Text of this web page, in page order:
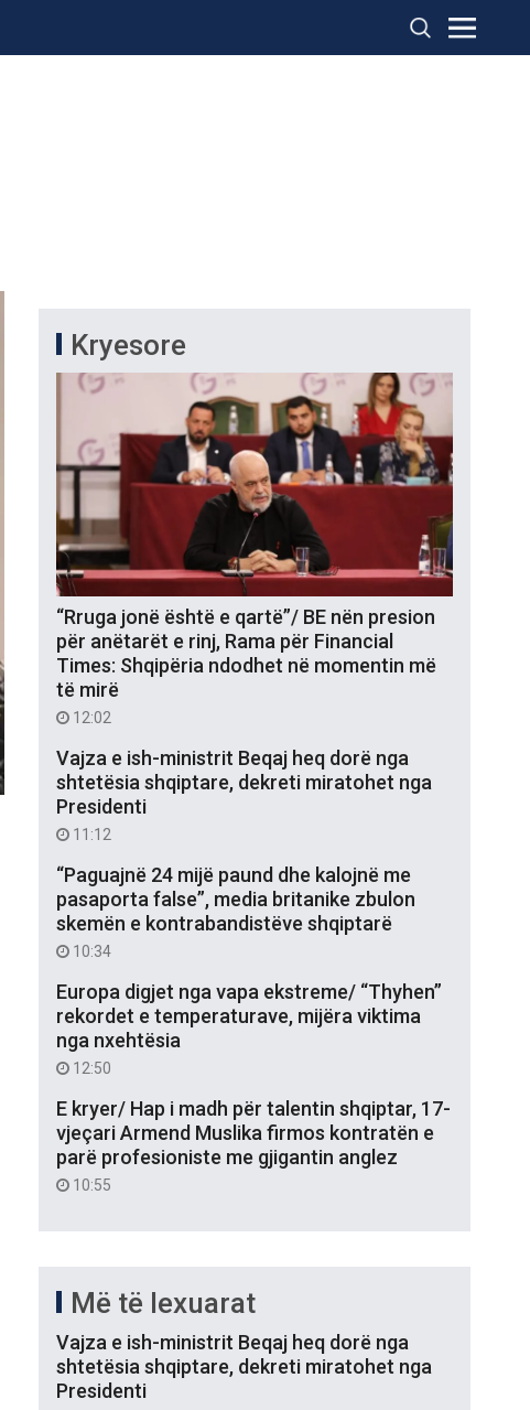
Kryesore
“Rruga jonë është e qartë”/ BE nën presion
për anëtarët e rinj, Rama për Financial
Times: Shqipëria ndodhet në momentin më
të mirë
12:02
Vajza e ish-ministrit Beqaj heq dorë nga
shtetësia shqiptare, dekreti miratohet nga
Presidenti
11:12
“Paguajnë 24 mijë paund dhe kalojnë me
pasaporta false”, media britanike zbulon
skemën e kontrabandistëve shqiptarë
10:34
Europa digjet nga vapa ekstreme/ “Thyhen”
rekordet e temperaturave, mijëra viktima
nga nxehtësia
12:50
E kryer/ Hap i madh për talentin shqiptar, 17-
vjeçari Armend Muslika firmos kontratën e
parë profesioniste me gjigantin anglez
10:55
Më të lexuarat
Vajza e ish-ministrit Beqaj heq dorë nga
shtetësia shqiptare, dekreti miratohet nga
Presidenti